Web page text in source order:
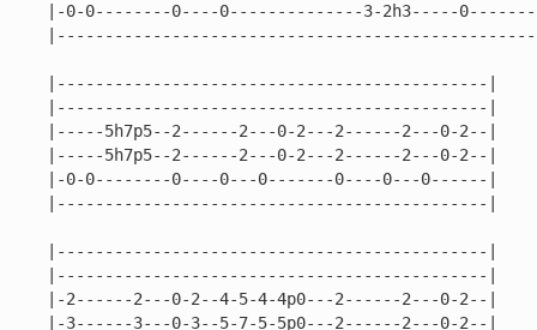
|-0-0--------0----0--------------3-2h3-----
|---------------------------------------------|
|---------------------------------------------|
|-----5h7p5--2------2---0-2---2------2---0-2--|
|-----5h7p5--2------2---0-2---2------2---0-2--|
|-0-0--------0----0---0-------0----0---0------|
|---------------------------------------------|
|---------------------------------------------|
|---------------------------------------------|
|-2------2---0-2--4-5-4-4p0---2------2---0-2--|
|-3------3---0-3--5-7-5-5p0---2------2---0-2--|